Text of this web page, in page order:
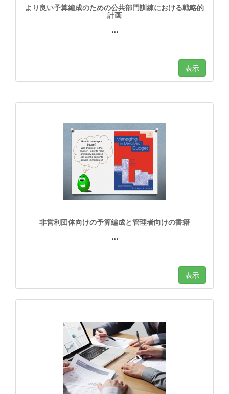
より良い予算編成のための公共部門訓練における戦略的
計画
…
表示
非営利団体向けの予算編成と管理者向けの書籍
…
表示